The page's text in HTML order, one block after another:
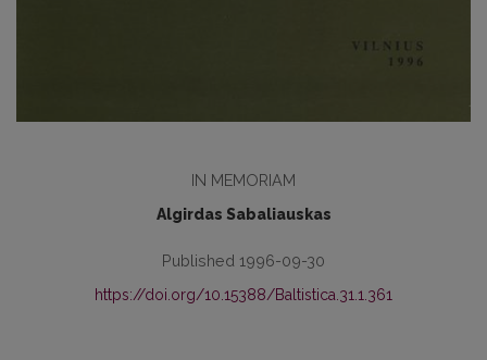
IN MEMORIAM
Algirdas Sabaliauskas
Published 1996-09-30
https://doi.org/10.15388/Baltistica.31.1.361